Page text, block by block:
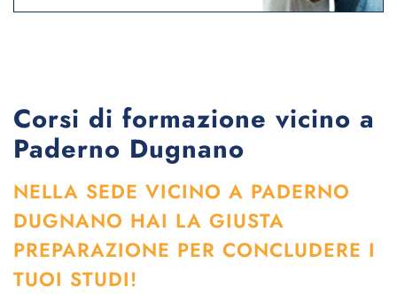
Corsi di formazione vicino a
Paderno Dugnano
NELLA SEDE VICINO A PADERNO
DUGNANO HAI LA GIUSTA
PREPARAZIONE PER CONCLUDERE I
TUOI STUDI!